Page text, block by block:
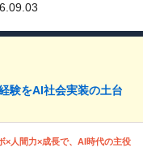
験をAI社会実装の土台
×人間力×成長で、AI時代の主役